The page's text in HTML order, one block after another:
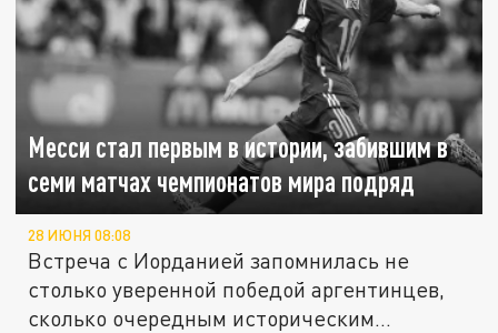
Месси стал первым в истории, забившим в
семи матчах чемпионатов мира подряд
28 ИЮНЯ 08:08
Встреча с Иорданией запомнилась не
столько уверенной победой аргентинцев,
сколько очередным историческим...